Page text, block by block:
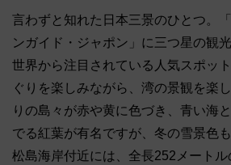
⾔わずと知れた⽇本三景のひとつ。
ンガイド・ジャポン」に三つ星の観
世界から注目されている人気スポッ
ぐりを楽しみながら、湾の景観を楽
りの島々が⾚や⻩に⾊づき、⻘い海
でる紅葉が有名ですが、冬の雪景色
松島海岸付近には、全長252メート